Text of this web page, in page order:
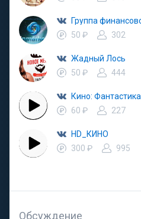
50 ₽
302
Жадный Лось
50 ₽
444
Кино: Фантастика
60 ₽
227
HD_КИНО
300 ₽
995
Обсуждение